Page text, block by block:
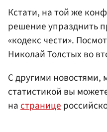
Кстати, на той же
решение упразднить
«кодекс чести».
Николай Толстых во
С другими новостями,
статистикой вы
настранице